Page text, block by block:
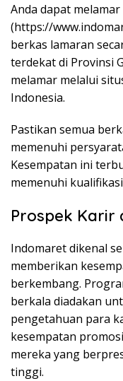
Anda dapat
(https://
berkas lamaran
terdekat di Provinsi
melamar melalui
Indonesia.
Pastikan semua
memenuhi
Kesempatan ini
memenuhi
Prospek Karir
Indomaret dikenal
memberikan
berkembang.
berkala diadakan
pengetahuan para
kesempatan
mereka yang
tinggi.